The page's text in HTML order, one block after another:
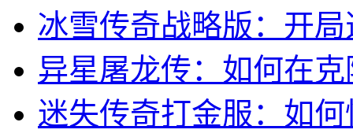
冰雪传奇战略版：开
异星屠龙传：如何在
迷失传奇打金服：如